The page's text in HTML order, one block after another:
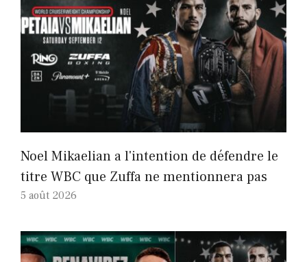
Noel Mikaelian a l'intention de défendre le
titre WBC que Zuffa ne mentionnera pas
5 août 2026